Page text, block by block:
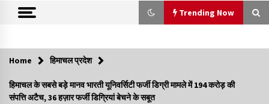
Trending Now
शिमला पुलिस में बड़ी अनुशासनात्मक कार्रवाई, 3 पुलिसकर्मी निलंबित
07/08/2026
Home हिमाचल प्रदेश
हिमाचल के सबसे बड़े मानव भारती यूनिवर्सिटी फर्जी डिग्री मामले में 194 करोड़ की
संपत्ति अटैच, 36 हज़ार फर्जी डिग्रियां बेचने के सबूत